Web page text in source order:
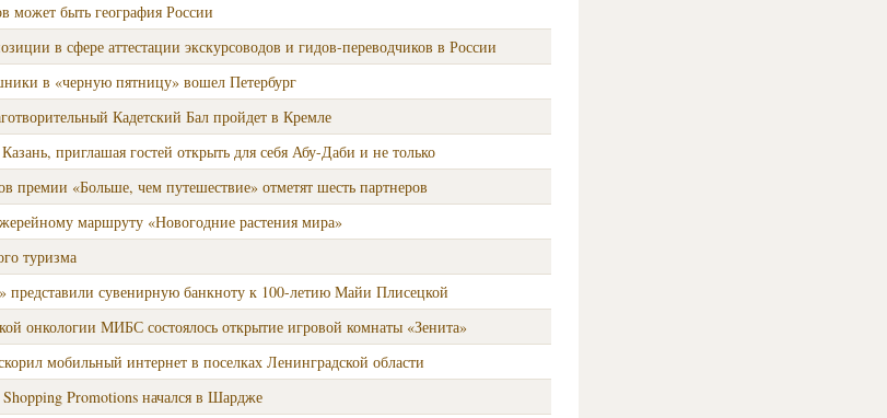
может быть география России
в сфере аттестации экскурсоводов и гидов-переводчиков в России
в «черную пятницу» вошел Петербург
Кадетский Бал пройдет в Кремле
приглашая гостей открыть для себя Абу-Даби и не только
премии «Больше, чем путешествие» отметят шесть партнеров
маршруту «Новогодние растения мира»
туризма
сувенирную банкноту к 100-летию Майи Плисецкой
онкологии МИБС состоялось открытие игровой комнаты «Зенита»
мобильный интернет в поселках Ленинградской области
Promotions начался в Шардже